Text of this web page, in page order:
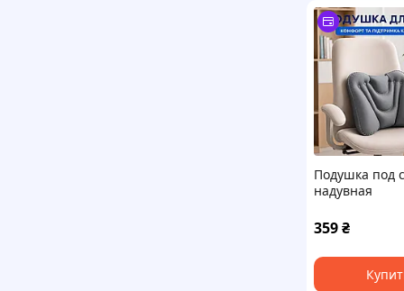
Подушка под
надувная
офиса,
самолета и
путешествий
359₴